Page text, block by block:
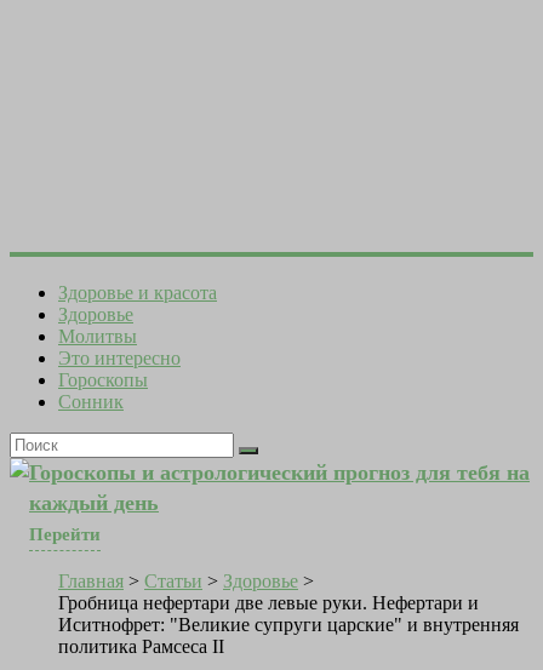
Здоровье и красота
Здоровье
Молитвы
Это интересно
Гороскопы
Сонник
Гороскопы и астрологический прогноз для тебя на
каждый день
Перейти
Главная > Статьи > Здоровье >
Гробница нефертари две левые руки. Нефертари и
Иситнофрет: "Великие супруги царские" и внутренняя
политика Рамсеса II